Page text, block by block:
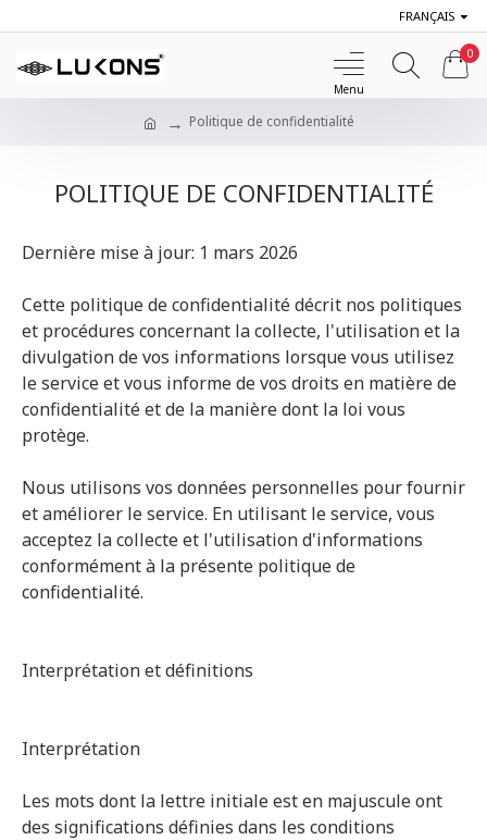
FRANÇAIS
0
Politique de confidentialité
POLITIQUE DE CONFIDENTIALITÉ
Dernière mise à jour: 1 mars 2026
Cette politique de confidentialité décrit nos politiques
et procédures concernant la collecte, l'utilisation et la
divulgation de vos informations lorsque vous utilisez
le service et vous informe de vos droits en matière de
confidentialité et de la manière dont la loi vous
protège.
Nous utilisons vos données personnelles pour fournir
et améliorer le service. En utilisant le service, vous
acceptez la collecte et l'utilisation d'informations
conformément à la présente politique de
confidentialité.
Interprétation et définitions
Interprétation
Les mots dont la lettre initiale est en majuscule ont
des significations définies dans les conditions